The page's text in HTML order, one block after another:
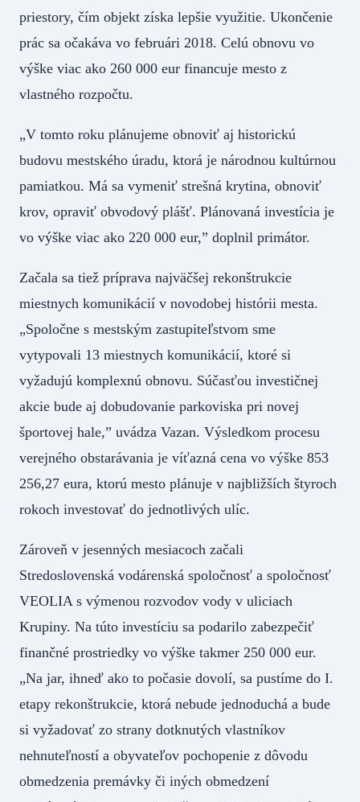
priestory, čím objekt získa lepšie využitie. Ukončenie
prác sa očakáva vo februári 2018. Celú obnovu vo
výške viac ako 260 000 eur financuje mesto z
vlastného rozpočtu.
„V tomto roku plánujeme obnoviť aj historickú
budovu mestského úradu, ktorá je národnou kultúrnou
pamiatkou. Má sa vymeniť strešná krytina, obnoviť
krov, opraviť obvodový plášť. Plánovaná investícia je
vo výške viac ako 220 000 eur,” doplnil primátor.
Začala sa tiež príprava najväčšej rekonštrukcie
miestnych komunikácií v novodobej histórii mesta.
„Spoločne s mestským zastupiteľstvom sme
vytypovali 13 miestnych komunikácií, ktoré si
vyžadujú komplexnú obnovu. Súčasťou investičnej
akcie bude aj dobudovanie parkoviska pri novej
športovej hale,” uvádza Vazan. Výsledkom procesu
verejného obstarávania je víťazná cena vo výške 853
256,27 eura, ktorú mesto plánuje v najbližších štyroch
rokoch investovať do jednotlivých ulíc.
Zároveň v jesenných mesiacoch začali
Stredoslovenská vodárenská spoločnosť a spoločnosť
VEOLIA s výmenou rozvodov vody v uliciach
Krupiny. Na túto investíciu sa podarilo zabezpečiť
finančné prostriedky vo výške takmer 250 000 eur.
„Na jar, ihneď ako to počasie dovolí, sa pustíme do I.
etapy rekonštrukcie, ktorá nebude jednoduchá a bude
si vyžadovať zo strany dotknutých vlastníkov
nehnuteľností a obyvateľov pochopenie z dôvodu
obmedzenia premávky či iných obmedzení